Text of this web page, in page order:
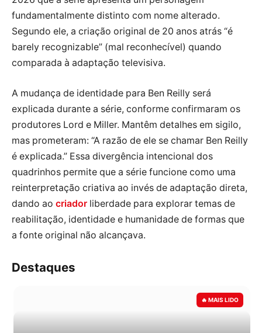
fundamentalmente distinto com nome alterado.
Segundo ele, a criação original de 20 anos atrás “é
barely recognizable” (mal reconhecível) quando
comparada à adaptação televisiva.
A mudança de identidade para Ben Reilly será
explicada durante a série, conforme confirmaram os
produtores Lord e Miller. Mantêm detalhes em sigilo,
mas prometeram: “A razão de ele se chamar Ben Reilly
é explicada.” Essa divergência intencional dos
quadrinhos permite que a série funcione como uma
reinterpretação criativa ao invés de adaptação direta,
dando ao criador liberdade para explorar temas de
reabilitação, identidade e humanidade de formas que
a fonte original não alcançava.
Destaques